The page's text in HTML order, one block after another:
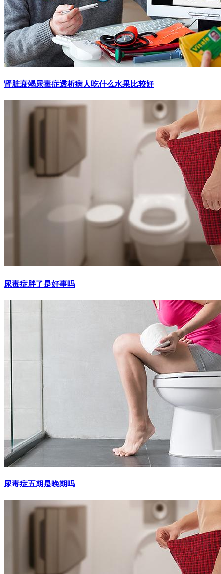
肾脏衰竭尿毒症透析病人吃什么水果比较好
尿毒症胖了是好事吗
尿毒症五期是晚期吗